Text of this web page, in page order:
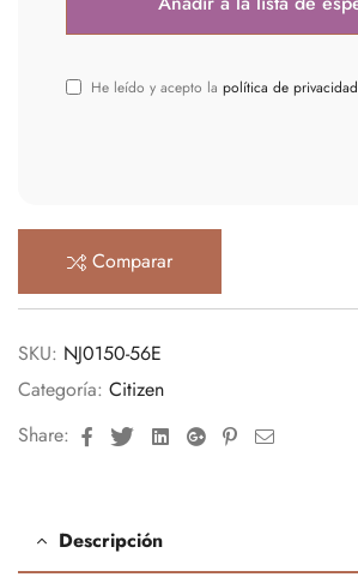
He leído y acepto la política de privacidad
Comparar
SKU: NJ0150-56E
Categoría: Citizen
Share:
FacebookTwitterLinkedinGoogle+Pinterest
Email
Descripción